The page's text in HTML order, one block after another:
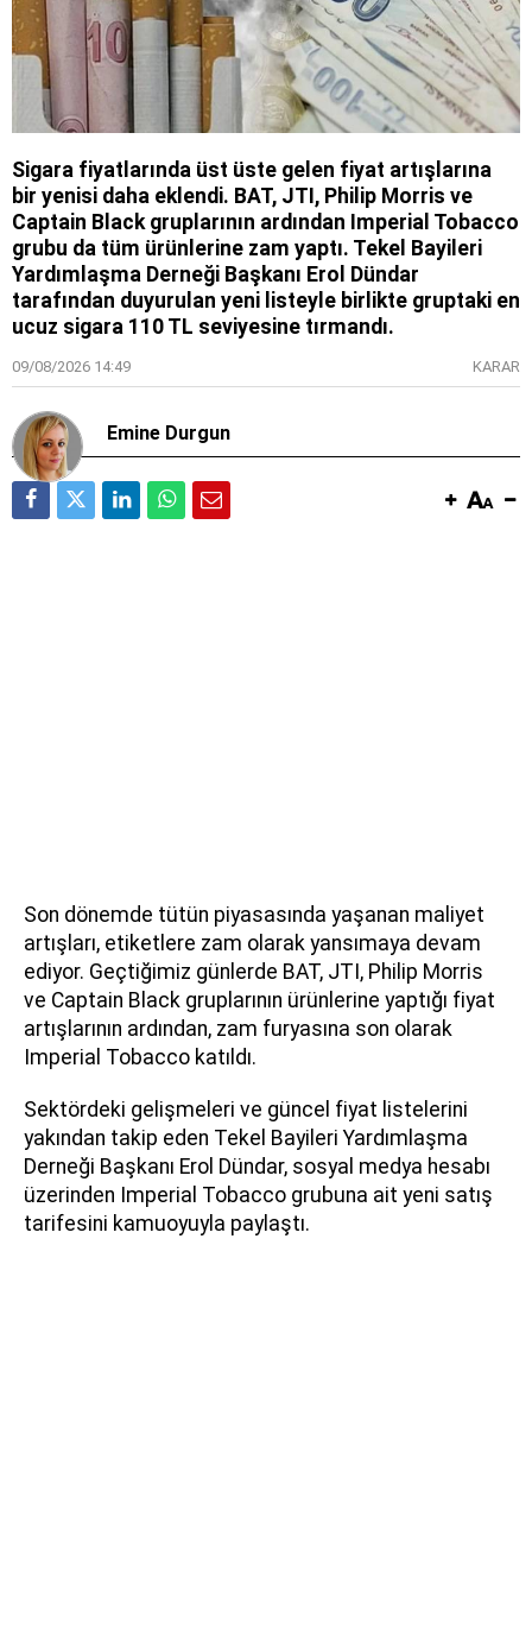
Sigara fiyatlarında üst üste gelen fiyat artışlarına
bir yenisi daha eklendi. BAT, JTI, Philip Morris ve
Captain Black gruplarının ardından Imperial Tobacco
grubu da tüm ürünlerine zam yaptı. Tekel Bayileri
Yardımlaşma Derneği Başkanı Erol Dündar
tarafından duyurulan yeni listeyle birlikte gruptaki en
ucuz sigara 110 TL seviyesine tırmandı.
09/08/2026 14:49 KARAR
Emine Durgun
Son dönemde tütün piyasasında yaşanan maliyet
artışları, etiketlere zam olarak yansımaya devam
ediyor. Geçtiğimiz günlerde BAT, JTI, Philip Morris
ve Captain Black gruplarının ürünlerine yaptığı fiyat
artışlarının ardından, zam furyasına son olarak
Imperial Tobacco katıldı.
Sektördeki gelişmeleri ve güncel fiyat listelerini
yakından takip eden Tekel Bayileri Yardımlaşma
Derneği Başkanı Erol Dündar, sosyal medya hesabı
üzerinden Imperial Tobacco grubuna ait yeni satış
tarifesini kamuoyuyla paylaştı.